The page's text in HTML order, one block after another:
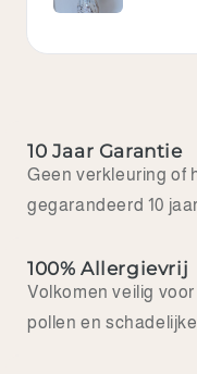
niks was haar te
eens reuze mee.
eens terug!
10 Jaar Garantie
Geen verkleuring of
gegarandeerd 10
100% Allergievrij
Volkomen veilig voor
pollen en